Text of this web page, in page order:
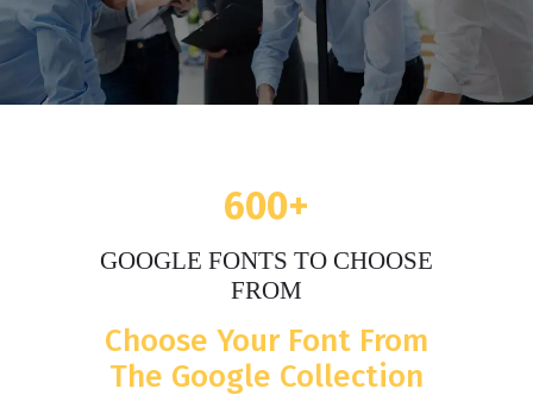
600+
GOOGLE FONTS TO CHOOSE
FROM
Choose Your Font From
The Google Collection